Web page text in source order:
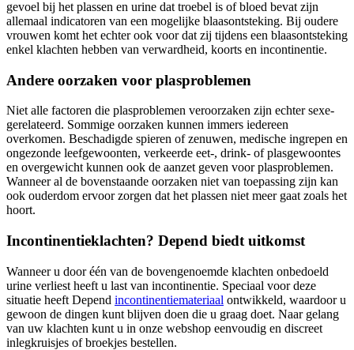
gevoel bij het plassen en urine dat troebel is of bloed bevat zijn
allemaal indicatoren van een mogelijke blaasontsteking. Bij oudere
vrouwen komt het echter ook voor dat zij tijdens een blaasontsteking
enkel klachten hebben van verwardheid, koorts en incontinentie.
Andere oorzaken voor plasproblemen
Niet alle factoren die plasproblemen veroorzaken zijn echter sexe-
gerelateerd. Sommige oorzaken kunnen immers iedereen
overkomen. Beschadigde spieren of zenuwen, medische ingrepen en
ongezonde leefgewoonten, verkeerde eet-, drink- of plasgewoontes
en overgewicht kunnen ook de aanzet geven voor plasproblemen.
Wanneer al de bovenstaande oorzaken niet van toepassing zijn kan
ook ouderdom ervoor zorgen dat het plassen niet meer gaat zoals het
hoort.
Incontinentieklachten? Depend biedt uitkomst
Wanneer u door één van de bovengenoemde klachten onbedoeld
urine verliest heeft u last van incontinentie. Speciaal voor deze
situatie heeft Depend incontinentiemateriaal ontwikkeld, waardoor u
gewoon de dingen kunt blijven doen die u graag doet. Naar gelang
van uw klachten kunt u in onze webshop eenvoudig en discreet
inlegkruisjes of broekjes bestellen.